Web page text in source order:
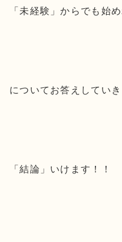
「未経験」からでも始
についてお答えしていき
「結論」いけます！！